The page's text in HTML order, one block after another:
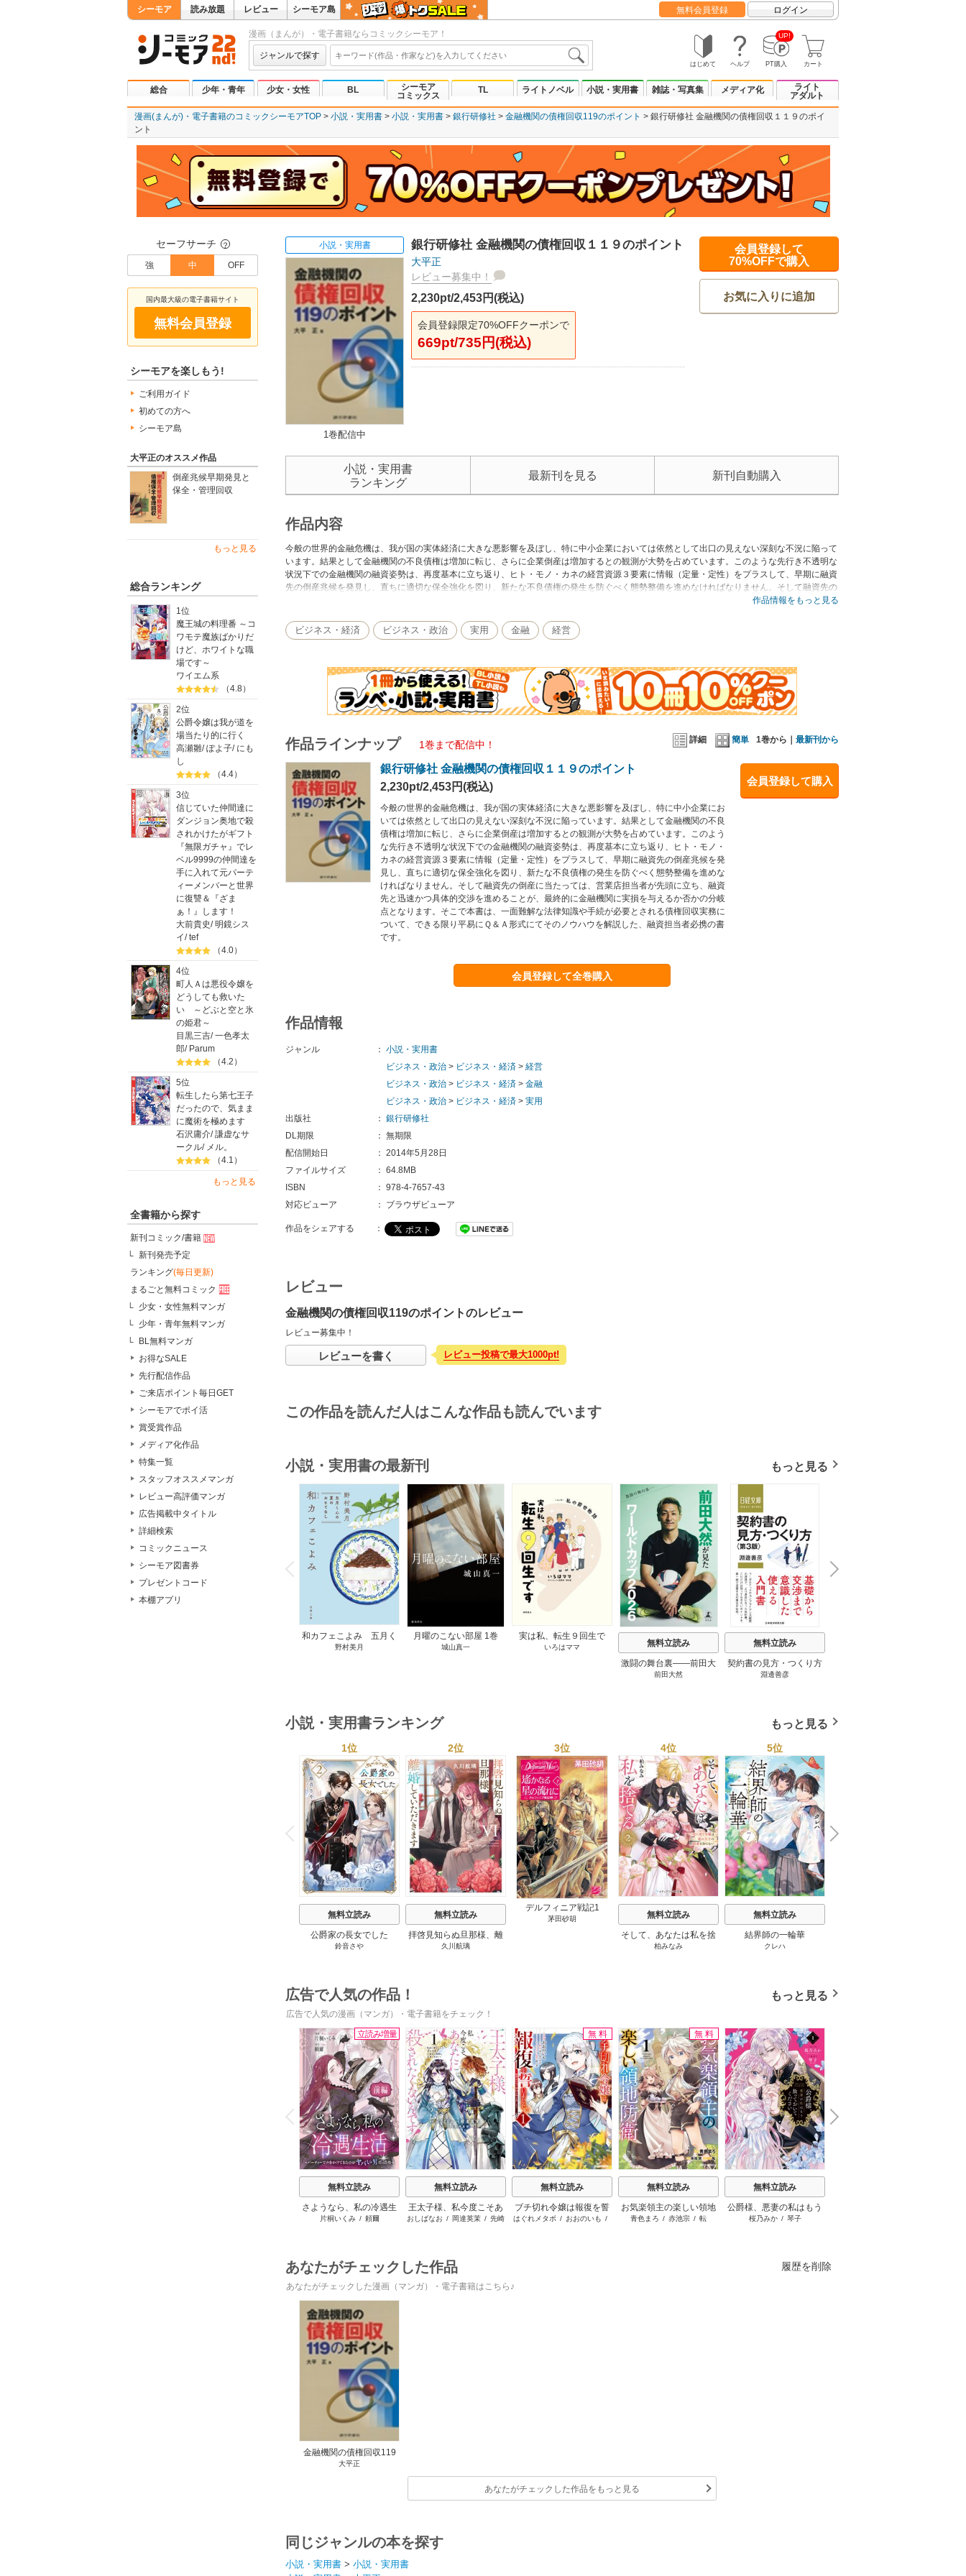
シーモア 読み放題 レビュー シーモア島 無料会員登録 ログイン
漫画（まんが）・電子書籍ならコミックシーモア！
ジャンルで探す
はじめて ヘルプ
UP!
PT購入 カート
総合 少年・青年 少女・女性 BL
シーモア
コミックス
TL ライトノベル 小説・実用書 雑誌・写真集 メディア化
ライト
アダルト
漫画(まんが)・電子書籍のコミックシーモアTOP 小説・実用書 小説・実用書 銀行研修社 金融機関の債権回収119のポイント
銀行研修社 金融機関の債権回収１１９のポイ
ント
セーフサーチ ？
強 中 OFF
国内最大級の電子書籍サイト
無料会員登録
シーモアを楽しもう!
ご利用ガイド
初めての方へ
シーモア島
大平正のオススメ作品
倒産兆候早期発見と
保全・管理回収
もっと見る
総合ランキング
1位
魔王城の料理番 ～コ
ワモテ魔族ばかりだ
けど、ホワイトな職
場です～
ワイエム系
（4.8）
2位
公爵令嬢は我が道を
場当たり的に行く
高瀬雛/ぽよ子/ にも
し
（4.4）
3位
信じていた仲間達に
ダンジョン奥地で殺
されかけたがギフト
『無限ガチャ』でレ
ベル9999の仲間達を
手に入れて元パーテ
ィーメンバーと世界
に復讐＆『ざま
ぁ！』します！
大前貴史/明鏡シス
イ/tef
（4.0）
4位
町人Ａは悪役令嬢を
どうしても救いた
い ～どぶと空と氷
の姫君～
目黒三吉/一色孝太
郎/ Parum
（4.2）
5位
転生したら第七王子
だったので、気まま
に魔術を極めます
石沢庸介/謙虚なサ
ークル/ メル。
（4.1）
もっと見る
全書籍から探す
新刊コミック/書籍
新刊発売予定
ランキング(毎日更新)
まるごと無料コミック
少女・女性無料マンガ
少年・青年無料マンガ
BL無料マンガ
お得なSALE
先行配信作品
ご来店ポイント毎日GET
シーモアでポイ活
賞受賞作品
メディア化作品
特集一覧
スタッフオススメマンガ
レビュー高評価マンガ
広告掲載中タイトル
詳細検索
コミックニュース
シーモア図書券
プレゼントコード
本棚アプリ
小説・実用書
1巻配信中
銀行研修社 金融機関の債権回収１１９のポイント
大平正
レビュー募集中！
2,230pt/2,453円(税込)
会員登録限定70%OFFクーポンで
669pt/735円(税込)
会員登録して
70%OFFで購入
お気に入りに追加
小説・実用書
ランキング
最新刊を見る 新刊自動購入
作品内容
今般の世界的金融危機は、我が国の実体経済に大きな悪影響を及ぼし、特に中小企業においては依然として出口の見えない深刻な不況に陥って
います。結果として金融機関の不良債権は増加に転じ、さらに企業倒産は増加するとの観測が大勢を占めています。このような先行き不透明な
状況下での金融機関の融資姿勢は、再度基本に立ち返り、ヒト・モノ・カネの経営資源３要素に情報（定量・定性）をプラスして、早期に融資
先の倒産兆候を発見し、直ちに適切な保全強化を図り、新たな不良債権の発生を防ぐべく態勢整備を進めなければなりません。そして融資先の
倒産に当たっては、営業店担当者が先頭に立ち、融資先と迅速かつ具体的交渉を進めることが、最終的に金融機関に実損を与えるか否かの分岐
ウを解説した、融資担当者必携の書です。
作品情報をもっと見る
ビジネス・経済 ビジネス・政治 実用 金融 経営
詳細 簡単 1巻から｜ 最新刊から
作品ラインナップ 1巻まで配信中！
会員登録して購入
銀行研修社 金融機関の債権回収１１９のポイント
2,230pt/2,453円(税込)
今般の世界的金融危機は、我が国の実体経済に大きな悪影響を及ぼし、特に中小企業にお
いては依然として出口の見えない深刻な不況に陥っています。結果として金融機関の不良
債権は増加に転じ、さらに企業倒産は増加するとの観測が大勢を占めています。このよう
な先行き不透明な状況下での金融機関の融資姿勢は、再度基本に立ち返り、ヒト・モノ・
カネの経営資源３要素に情報（定量・定性）をプラスして、早期に融資先の倒産兆候を発
見し、直ちに適切な保全強化を図り、新たな不良債権の発生を防ぐべく態勢整備を進めな
ければなりません。そして融資先の倒産に当たっては、営業店担当者が先頭に立ち、融資
先と迅速かつ具体的交渉を進めることが、最終的に金融機関に実損を与えるか否かの分岐
点となります。そこで本書は、一面難解な法律知識や手続が必要とされる債権回収実務に
ついて、できる限り平易にＱ＆Ａ形式にてそのノウハウを解説した、融資担当者必携の書
です。
会員登録して全巻購入
作品情報
ジャンル ： 小説・実用書
ビジネス・政治 > ビジネス・経済 > 経営
ビジネス・政治 > ビジネス・経済 > 金融
ビジネス・政治 > ビジネス・経済 > 実用
出版社
： 銀行研修社
DL期限
： 無期限
配信開始日
： 2014年5月28日
ファイルサイズ
： 64.8MB
ISBN
： 978-4-7657-43
対応ビューア
： ブラウザビューア
作品をシェアする ：
レビュー
金融機関の債権回収119のポイントのレビュー
レビュー募集中！
レビューを書く レビュー投稿で最大1000pt!
この作品を読んだ人はこんな作品も読んでいます
小説・実用書の最新刊 もっと見る
P
r
e
v
i
o
u
和カフェこよみ 五月く
んの夏のおもてなし 1巻
野村美月
月曜のこない部屋 1巻
城山真一
実は私、転生９回生で
す マンガ 私の前世物
いろはママ
無料立読み
激闘の舞台裏――前田大
然が見たワールドカップ
前田大然
無料立読み
契約書の見方・つくり方
＜第３版＞ 1巻
淵邊善彦
N
e
x
t
小説・実用書ランキング もっと見る
P
r
e
v
i
o
u
s
1位
無料立読み
公爵家の長女でした
鈴音さや
2位
無料立読み
拝啓見知らぬ旦那様、離
婚していただきます
久川航璃
3位
デルフィニア戦記1
茅田砂胡
4位
無料立読み
そして、あなたは私を捨
てる
柏みなみ
5位
無料立読み
結界師の一輪華
クレハ
N
e
x
t
広告で人気の作品！ もっと見る
広告で人気の漫画（マンガ）・電子書籍をチェック！
P
r
e
v
i
o
u
s
立読み増量
無料立読み
さようなら、私の冷遇生
活 ～パーティーで声をか
片桐いくみ/ 頼爾
無料立読み
王太子様、私今度こそあ
なたに殺されたくないん
刺し回避します！～
おしばなお / 岡達英茉 / 先崎
無料
無料立読み
ブチ切れ令嬢は報復を誓
いました。
はぐれメタボ / おおのいも /
無料
無料立読み
お気楽領主の楽しい領地
防衛
青色まろ / 赤池宗 / 転
無料立読み
公爵様、悪妻の私はもう
放っておいてください
桜乃みか/ 琴子
N
e
x
t
あなたがチェックした作品 履歴を削除
あなたがチェックした漫画（マンガ）・電子書籍はこちら♪
金融機関の債権回収119
のポイント
大平正
あなたがチェックした作品をもっと見る
同じジャンルの本を探す
小説・実用書 > 小説・実用書